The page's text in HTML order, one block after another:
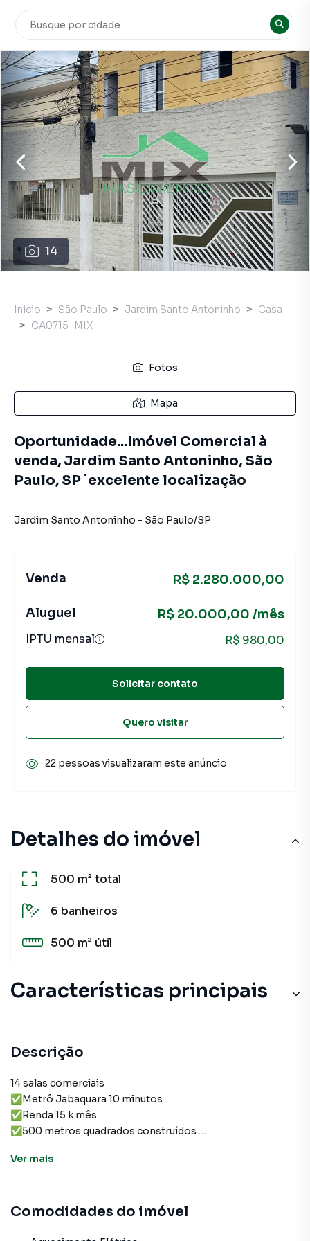
14
Detalhes do imóvel
500 m²total
6 banheiros
500 m² útil
Características principais
Descrição
14 salas comerciais
✅Metrô Jabaquara 10 minutos
✅Renda 15 k mês
✅500 metros quadrados construídos
✅Doc ok
✅6 minutos aeroporto de Congonhas
Ver mais
Comodidades do imóvel
Início São Paulo Jardim Santo Antoninho
Casa
CA0715_MIX
Fotos
Mapa
Oportunidade...Imóvel Comercial à
venda, Jardim Santo Antoninho, São
Paulo, SP ´excelente localização
Jardim Santo Antoninho - São Paulo/SP
Venda R$ 2.280.000,00
Aluguel R$ 20.000,00 /mês
IPTU mensal R$ 980,00
Solicitar contato
Quero visitar
22 pessoas visualizaram este anúncio